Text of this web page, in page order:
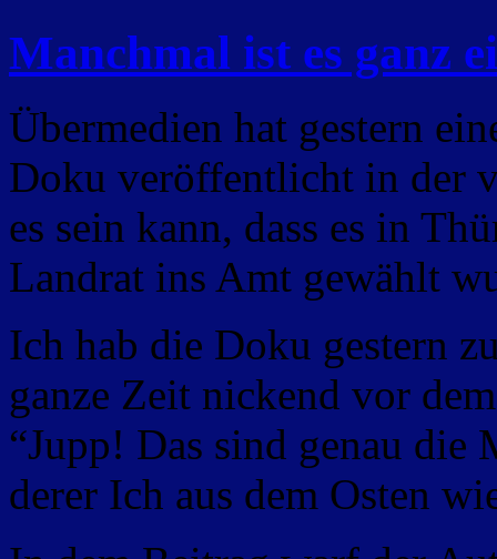
Manchmal ist es ganz
Übermedien hat gestern
Doku veröffentlicht in der
es sein kann, dass es in
Landrat ins Amt gewählt
Ich hab die Doku gestern
ganze Zeit nickend vor
“Jupp! Das sind genau die
derer Ich aus dem Osten